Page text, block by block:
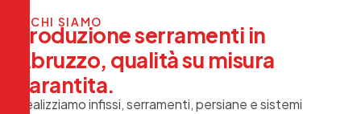
CHI SIAMO
roduzioneserramenti in
Abruzzo, qualitàsu misura
arantita.
Realizziamo infissi, serramenti, persiane e sistemi